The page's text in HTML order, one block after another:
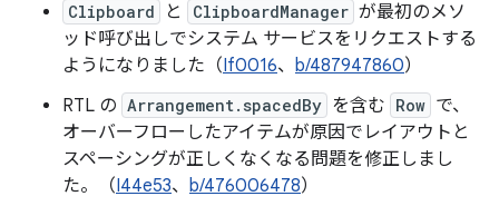
Clipboard と ClipboardManager が最初のメソ
ッド呼び出しでシステム サービスをリクエストする
ようになりました（If0016、 b/487947860）
RTL の Arrangement.spacedBy を含む Row で、
オーバーフローしたアイテムが原因でレイアウトと
スペーシングが正しくなくなる問題を修正しまし
た。（I44e53、 b/476006478）